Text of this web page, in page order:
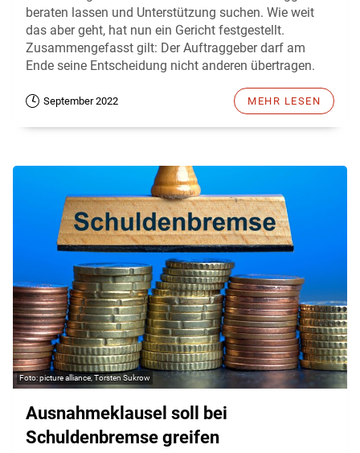
beraten lassen und Unterstützung suchen. Wie weit
das aber geht, hat nun ein Gericht festgestellt.
Zusammengefasst gilt: Der Auftraggeber darf am
Ende seine Entscheidung nicht anderen übertragen.
September 2022 MEHR LESEN
picture alliance, Torsten Sukrow
Ausnahmeklausel soll bei
Schuldenbremse greifen